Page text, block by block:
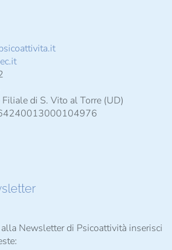
di S. Vito al Torre (UD)
Newsletter di Psicoattività inserisci